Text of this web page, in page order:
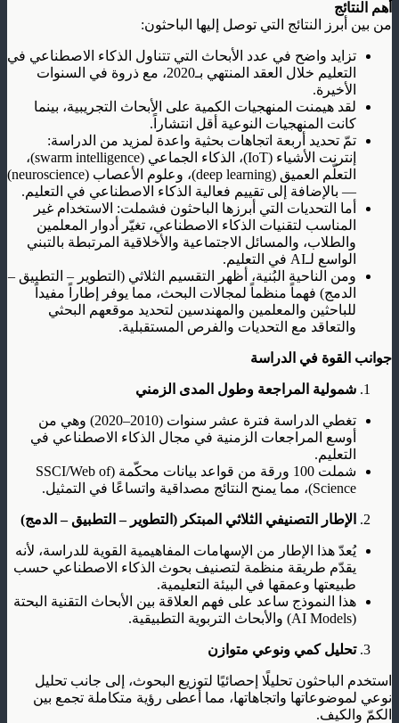
أهم النتائج
من بين أبرز النتائج التي توصل إليها الباحثون:
تزايد واضح في عدد الأبحاث التي تتناول الذكاء الاصطناعي في
التعليم خلال العقد المنتهي بـ2020، مع ذروة في السنوات
الأخيرة.
لقد هيمنت المنهجيات الكمية على الأبحاث التجريبية، بينما
كانت المنهجيات النوعية أقل انتشاراً.
تمّ تحديد أربعة اتجاهات بحثية واعدة لمزيد من الدراسة:
إنترنت الأشياء (IoT)، الذكاء الجماعي (swarm intelligence)،
التعلّم العميق (deep learning)، وعلوم الأعصاب (neuroscience)
— بالإضافة إلى تقييم فعالية الذكاء الاصطناعي في التعليم.
أما التحديات التي أبرزها الباحثون فشملت: الاستخدام غير
المناسب لتقنيات الذكاء الاصطناعي، تغيّر أدوار المعلمين
والطلاب، والمسائل الاجتماعية والأخلاقية المرتبطة بالتبني
الواسع لـAI في التعليم.
ومن الناحية البُنية، أظهر التقسيم الثلاثي (التطوير – التطبيق –
الدمج) فهماً منظماً لمجالات البحث، مما يوفر إطاراً مفيداً
للباحثين والمعلمين والمهندسين لتحديد موقعهم البحثي
والتعاقد مع التحديات والفرص المستقبلية.
جوانب القوة في الدراسة
شمولية المراجعة وطول المدى الزمني
تغطي الدراسة فترة عشر سنوات (2010–2020) وهي من
أوسع المراجعات الزمنية في مجال الذكاء الاصطناعي في
التعليم.
شملت 100 ورقة من قواعد بيانات محكّمة (SSCI/Web of
Science)، مما يمنح النتائج مصداقية واتساعًا في التمثيل.
الإطار التصنيفي الثلاثي المبتكر (التطوير – التطبيق – الدمج)
يُعدّ هذا الإطار من الإسهامات المفاهيمية القوية للدراسة، لأنه
يقدّم طريقة منظمة لتصنيف بحوث الذكاء الاصطناعي حسب
طبيعتها وعمقها في البيئة التعليمية.
هذا النموذج ساعد على فهم العلاقة بين الأبحاث التقنية البحتة
(AI Models) والأبحاث التربوية التطبيقية.
تحليل كمي ونوعي متوازن
استخدم الباحثون تحليلًا إحصائيًا لتوزيع البحوث، إلى جانب تحليل
نوعي لموضوعاتها واتجاهاتها، مما أعطى رؤية متكاملة تجمع بين
الكمّ والكيف.